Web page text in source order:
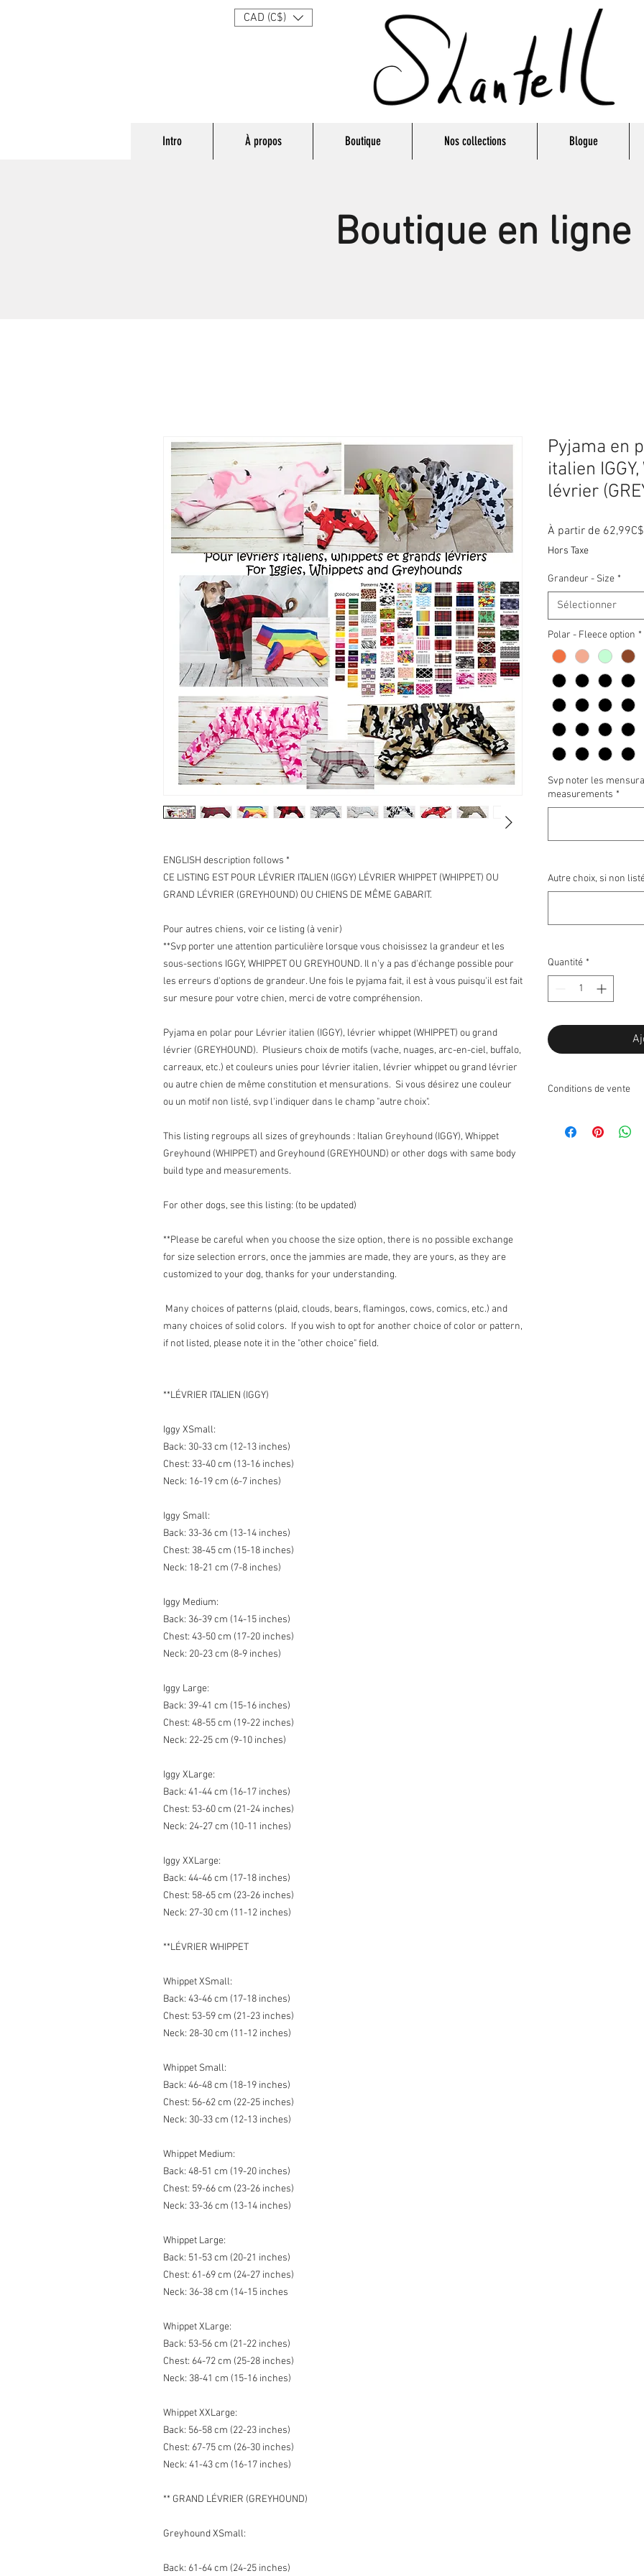
CAD (C$)
Intro À propos Boutique Nos collections Blogue
Boutique en ligne
ENGLISH description follows *
CE LISTING EST POUR LÉVRIER ITALIEN (IGGY) LÉVRIER WHIPPET (WHIPPET) OU
GRAND LÉVRIER (GREYHOUND) OU CHIENS DE MÊME GABARIT.
Pour autres chiens, voir ce listing (à venir)
**Svp porter une attention particulière lorsque vous choisissez la grandeur et les
sous-sections IGGY, WHIPPET OU GREYHOUND. Il n'y a pas d'échange possible pour
les erreurs d'options de grandeur. Une fois le pyjama fait, il est à vous puisqu'il est fait
sur mesure pour votre chien, merci de votre compréhension.
Pyjama en polar pour Lévrier italien (IGGY), lévrier whippet (WHIPPET) ou grand
lévrier (GREYHOUND). Plusieurs choix de motifs (vache, nuages, arc-en-ciel, buffalo,
carreaux, etc.) et couleurs unies pour lévrier italien, lévrier whippet ou grand lévrier
ou autre chien de même constitution et mensurations. Si vous désirez une couleur
ou un motif non listé, svp l'indiquer dans le champ "autre choix".
This listing regroups all sizes of greyhounds : Italian Greyhound (IGGY), Whippet
Greyhound (WHIPPET) and Greyhound (GREYHOUND) or other dogs with same body
build type and measurements.
For other dogs, see this listing: (to be updated)
**Please be careful when you choose the size option, there is no possible exchange
for size selection errors, once the jammies are made, they are yours, as they are
customized to your dog, thanks for your understanding.
Many choices of patterns (plaid, clouds, bears, flamingos, cows, comics, etc.) and
many choices of solid colors. If you wish to opt for another choice of color or pattern,
if not listed, please note it in the "other choice" field.
**LÉVRIER ITALIEN (IGGY)
Iggy XSmall:
Back: 30-33 cm (12-13 inches)
Chest: 33-40 cm (13-16 inches)
Neck: 16-19 cm (6-7 inches)
Iggy Small:
Back: 33-36 cm (13-14 inches)
Chest: 38-45 cm (15-18 inches)
Neck: 18-21 cm (7-8 inches)
Iggy Medium:
Back: 36-39 cm (14-15 inches)
Chest: 43-50 cm (17-20 inches)
Neck: 20-23 cm (8-9 inches)
Iggy Large:
Back: 39-41 cm (15-16 inches)
Chest: 48-55 cm (19-22 inches)
Neck: 22-25 cm (9-10 inches)
Iggy XLarge:
Back: 41-44 cm (16-17 inches)
Chest: 53-60 cm (21-24 inches)
Neck: 24-27 cm (10-11 inches)
Iggy XXLarge:
Back: 44-46 cm (17-18 inches)
Chest: 58-65 cm (23-26 inches)
Neck: 27-30 cm (11-12 inches)
**LÉVRIER WHIPPET
Whippet XSmall:
Back: 43-46 cm (17-18 inches)
Chest: 53-59 cm (21-23 inches)
Neck: 28-30 cm (11-12 inches)
Whippet Small:
Back: 46-48 cm (18-19 inches)
Chest: 56-62 cm (22-25 inches)
Neck: 30-33 cm (12-13 inches)
Whippet Medium:
Back: 48-51 cm (19-20 inches)
Chest: 59-66 cm (23-26 inches)
Neck: 33-36 cm (13-14 inches)
Whippet Large:
Back: 51-53 cm (20-21 inches)
Chest: 61-69 cm (24-27 inches)
Neck: 36-38 cm (14-15 inches
Whippet XLarge:
Back: 53-56 cm (21-22 inches)
Chest: 64-72 cm (25-28 inches)
Neck: 38-41 cm (15-16 inches)
Whippet XXLarge:
Back: 56-58 cm (22-23 inches)
Chest: 67-75 cm (26-30 inches)
Neck: 41-43 cm (16-17 inches)
** GRAND LÉVRIER (GREYHOUND)
Greyhound XSmall:
Back: 61-64 cm (24-25 inches)
Pyjama en
italien
lévrier
À partir de 62,99C$
Hors Taxe
Grandeur - Size *
Sélectionner
Polar - Fleece option *
Svp noter les
measurements *
Autre choix, si non
Quantité *
Conditions de vente
Je n'accepte pas les